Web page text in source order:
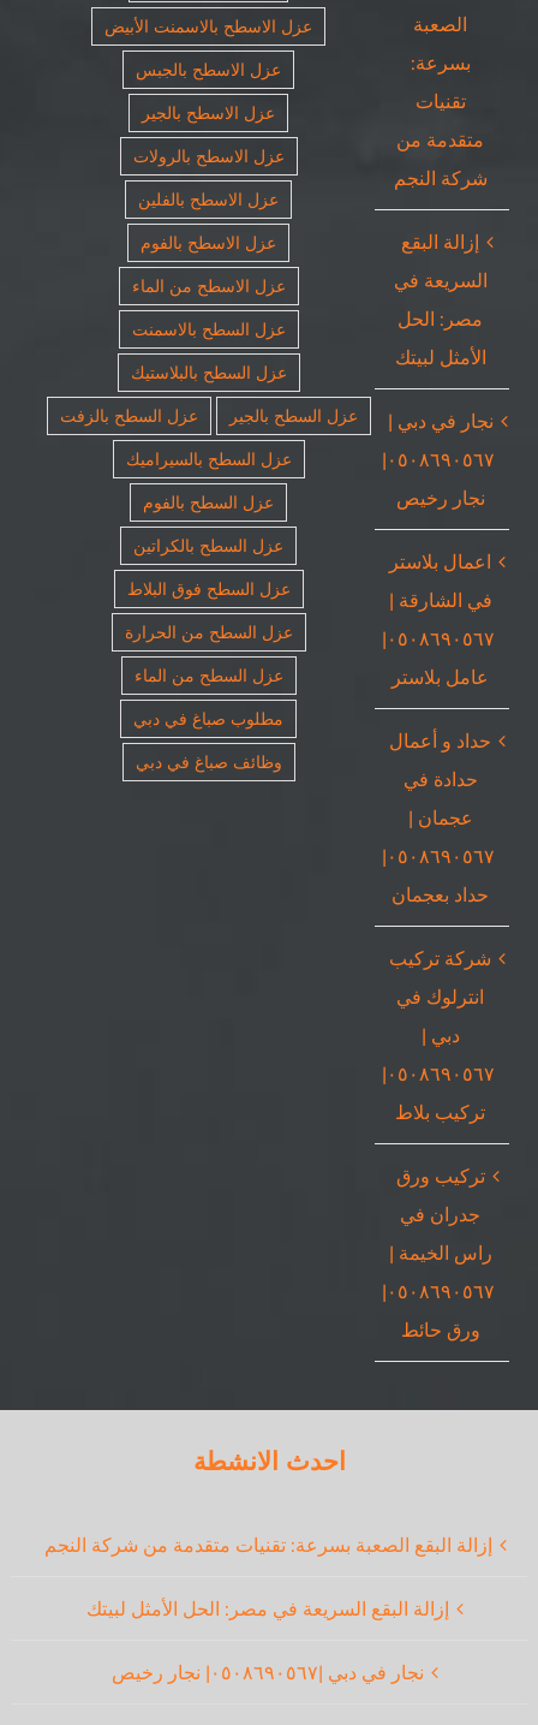
الصعبة
بسرعة:
تقنيات
متقدمة من
شركة النجم
إزالة البقع
السريعة في
مصر: الحل
الأمثل لبيتك
نجار في دبي |
٠٥٠٨٦٩٠٥٦٧|
نجار رخيص
اعمال بلاستر
في الشارقة |
٠٥٠٨٦٩٠٥٦٧|
عامل بلاستر
حداد و أعمال
حدادة في
عجمان |
٠٥٠٨٦٩٠٥٦٧|
حداد بعجمان
شركة تركيب
انترلوك في
دبي |
٠٥٠٨٦٩٠٥٦٧|
تركيب بلاط
تركيب ورق
جدران في
راس الخيمة |
٠٥٠٨٦٩٠٥٦٧|
ورق حائط
عزل الاسطح بالاسمنت الأبيض
عزل الاسطح بالجبس
عزل الاسطح بالجير
عزل الاسطح بالرولات
عزل الاسطح بالفلين
عزل الاسطح بالفوم
عزل الاسطح من الماء
عزل السطح بالاسمنت
عزل السطح بالبلاستيك
عزل السطح بالجير
عزل السطح بالزفت
عزل السطح بالسيراميك
عزل السطح بالفوم
عزل السطح بالكراتين
عزل السطح فوق البلاط
عزل السطح من الحرارة
عزل السطح من الماء
مطلوب صباغ في دبي
وظائف صباغ في دبي
احدث الانشطة
إزالة البقع الصعبة بسرعة: تقنيات متقدمة من شركة النجم
إزالة البقع السريعة في مصر: الحل الأمثل لبيتك
نجار في دبي |٠٥٠٨٦٩٠٥٦٧| نجار رخيص